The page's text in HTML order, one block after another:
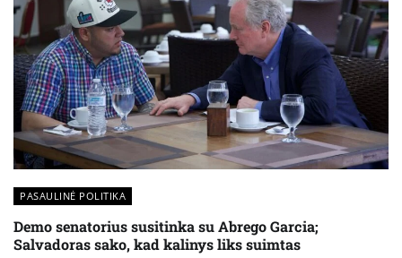
PASAULINĖ POLITIKA
Demo senatorius susitinka su Abrego Garcia;
Salvadoras sako, kad kalinys liks suimtas